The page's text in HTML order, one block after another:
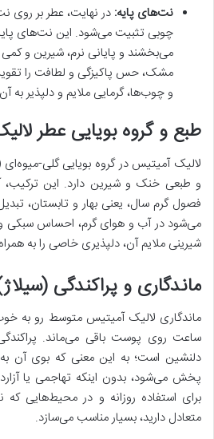
نت‌های پایه: در نهایت، عطر بر روی
چوبی تثبیت می‌شود. این نت‌های
می‌بخشند و پایانی نرم، شیرین و کمی
مشک، حس پاکیزگی و لطافت را
و چوب‌ها، گرمایی ملایم و دلپذیر به
طبع و گروه بویایی عطر
و طبعی خنک و شیرین دارد. این ترکیب،
فصول گرم سال، یعنی بهار و تابستان،
می‌شود در آب و هوای گرم، احساس سبکی
شیرینی ملایم آن، دلپذیری خاصی را به
ماندگاری و پراکندگی
ساعت روی پوست باقی می‌ماند.
دلنشین است؛ به این معنی که بوی آن
پخش می‌شود، بدون اینکه تهاجمی یا
برای استفاده روزانه و در محیط‌هایی
متعادل دارید، بسیار مناسب می‌سازد.